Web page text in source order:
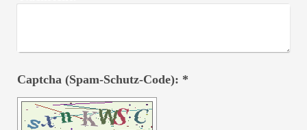
Captcha (Spam-Schutz-Code): *